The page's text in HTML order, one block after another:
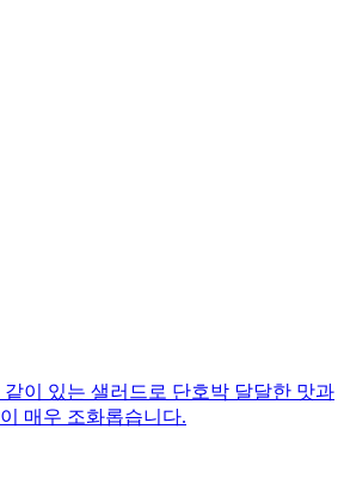
이 있는 샐러드로 단호박 달달한 맛과
매우 조화롭습니다.